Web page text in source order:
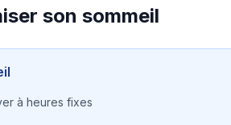
son sommeil
à heures fixes